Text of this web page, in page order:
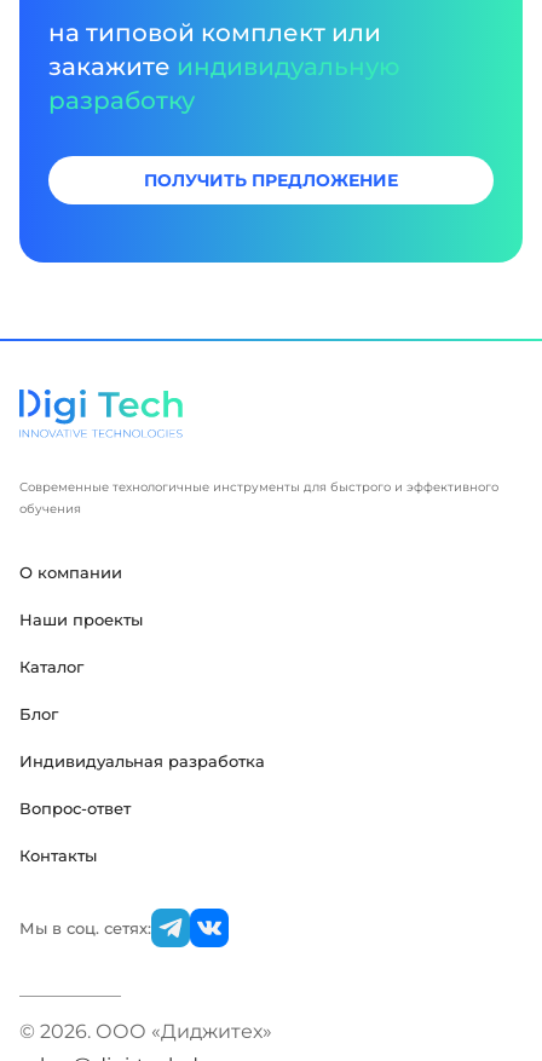
на типовой комплект или
закажите индивидуальную
разработку
ПОЛУЧИТЬ ПРЕДЛОЖЕНИЕ
Современные технологичные инструменты для быстрого и эффективного
обучения
О компании
Наши проекты
Каталог
Блог
Индивидуальная разработка
Вопрос-ответ
Контакты
Мы в соц. сетях:
© 2026. ООО «Диджитех»